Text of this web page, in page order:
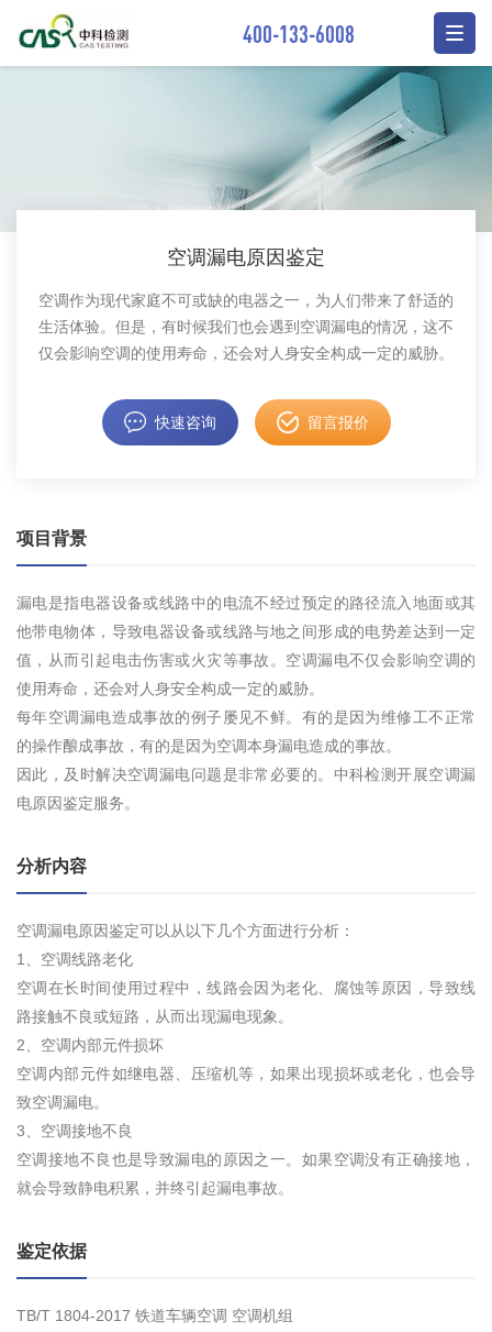
400-133-6008
空调漏电原因鉴定
空调作为现代家庭不可或缺的电器之一，为人们带来了舒适的
生活体验。但是，有时候我们也会遇到空调漏电的情况，这不
仅会影响空调的使用寿命，还会对人身安全构成一定的威胁。
快速咨询 留言报价
项目背景
漏电是指电器设备或线路中的电流不经过预定的路径流入地面或其
他带电物体，导致电器设备或线路与地之间形成的电势差达到一定
值，从而引起电击伤害或火灾等事故。空调漏电不仅会影响空调的
使用寿命，还会对人身安全构成一定的威胁。
每年空调漏电造成事故的例子屡见不鲜。有的是因为维修工不正常
的操作酿成事故，有的是因为空调本身漏电造成的事故。
因此，及时解决空调漏电问题是非常必要的。中科检测开展空调漏
电原因鉴定服务。
分析内容
空调漏电原因鉴定可以从以下几个方面进行分析：
1、空调线路老化
空调在长时间使用过程中，线路会因为老化、腐蚀等原因，导致线
路接触不良或短路，从而出现漏电现象。
2、空调内部元件损坏
空调内部元件如继电器、压缩机等，如果出现损坏或老化，也会导
致空调漏电。
3、空调接地不良
空调接地不良也是导致漏电的原因之一。如果空调没有正确接地，
就会导致静电积累，并终引起漏电事故。
鉴定依据
TB/T 1804-2017 铁道车辆空调 空调机组